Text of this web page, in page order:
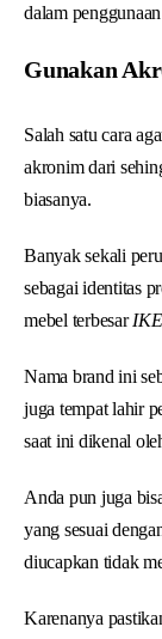
dalam
Gunakan
Salah satu cara
akronim dari
biasanya.
Banyak sekali
sebagai identitas
mebel terbesar
Nama brand ini
juga tempat lahir
saat ini dikenal
Anda pun juga
yang sesuai
diucapkan tidak
Karenanya